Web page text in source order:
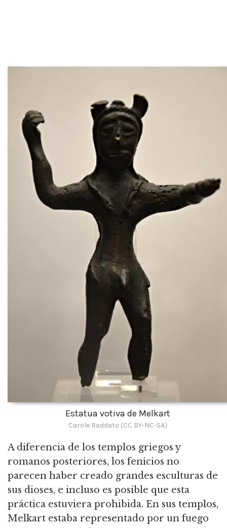
Estatua votiva de Melkart
Carole Raddato (CC BY-NC-SA)
A diferencia de los templos griegos y
romanos posteriores, los fenicios no
parecen haber creado grandes esculturas de
sus dioses, e incluso es posible que esta
práctica estuviera prohibida. En sus templos,
Melkart estaba representado por un fuego